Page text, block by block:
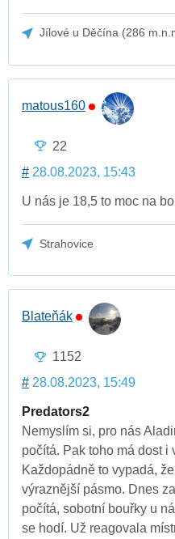
Jílové u Děčína (286
matous160
22
# 28.08.2023, 15:43
U nás je 18,5 to moc na
Strahovice
Blateňák
1152
# 28.08.2023, 15:49
Predators2
Nemyslím si, pro nás
počítá. Pak toho má dost i
Každopádně to vypadá,
výraznější pásmo. Dnes
počítá, sobotní bouřky u
se hodí. Už reagovala